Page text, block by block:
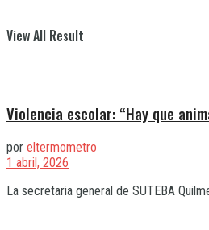
View All Result
Violencia escolar: “Hay que
por eltermometro
1 abril, 2026
La secretaria general de SUTEBA